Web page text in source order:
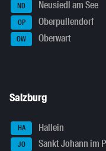
ND Neusiedl am See
OP Oberpullendorf
OW Oberwart
Salzburg
HA Hallein
JO Sankt Johann im